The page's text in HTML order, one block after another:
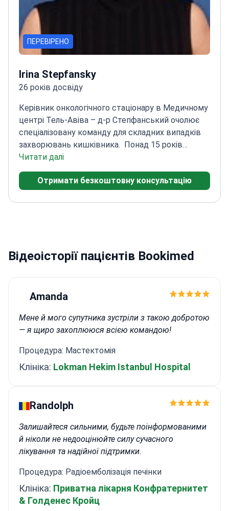
ПЕРЕВІРЕНО
Irina Stepfansky
26 років досвіду
Керівник онкологічного стаціонару в Медичному
центрі Тель-Авіва – д-р Степфанський очолює
спеціалізовану команду для складних випадків
захворювань кишківника. Понад 15 років
досвіду роботи в онкології
випробуванняхСпеціалізується на внутрішній
Медичному центрі Тель-Авіва, Іхілов
Читати далі
Отримати безкоштовну консультацію
Відеоісторії пацієнтів Bookimed
Amanda
Мене й мого супутника зустріли з такою добротою
— я щиро захоплююся всією командою!
Процедура: Мастектомія
Клініка: Lokman Hekim Istanbul Hospital
Randolph
Залишайтеся сильними, будьте поінформованими
й ніколи не недооцінюйте силу сучасного
лікування та надійної підтримки.
Процедура: Радіоемболізація печінки
Клініка: Приватна лікарня Конфратернитет
& Голденес Кройц